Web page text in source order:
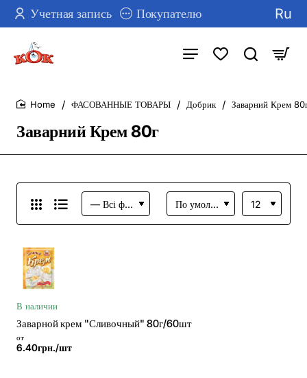
Учетная запись Покупателю Ru
Заварний Крем 80г
ФАСОВАННЫЕ ТОВАРЫ Добрик Заварний Крем
В наличии
Заварной крем "Сливочный" 80г/60шт
от
6.40грн./шт